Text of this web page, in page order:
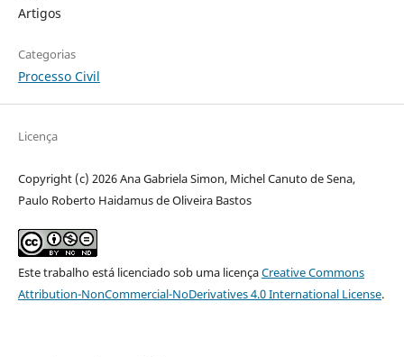
Artigos
Categorias
Processo Civil
Licença
Copyright (c) 2026 Ana Gabriela Simon, Michel Canuto de Sena,
Paulo Roberto Haidamus de Oliveira Bastos
Este trabalho está licenciado sob uma licençaCreative Commons
Attribution-NonCommercial-NoDerivatives 4.0 International License.